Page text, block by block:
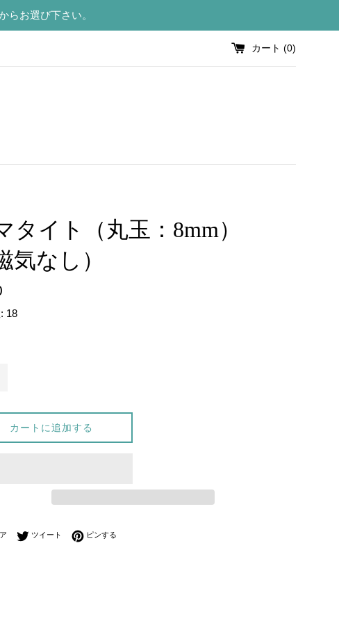
らお選び下さい。
カート (0)
タイト（丸玉：8mm）
気なし）
18
カートに追加する
Facebookでシェアする
ツイート Twitterに投稿する
ピンする